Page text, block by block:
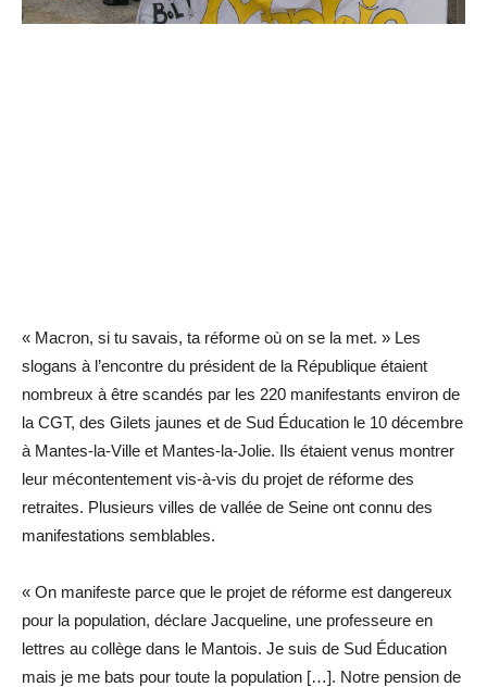
« Macron, si tu savais, ta réforme où on se la met. » Les
slogans à l’encontre du président de la République étaient
nombreux à être scandés par les 220 manifestants environ de
la CGT, des Gilets jaunes et de Sud Éducation le 10 décembre
à Mantes-la-Ville et Mantes-la-Jolie. Ils étaient venus montrer
leur mécontentement vis-à-vis du projet de réforme des
retraites. Plusieurs villes de vallée de Seine ont connu des
manifestations semblables.
« On manifeste parce que le projet de réforme est dangereux
pour la population, déclare Jacqueline, une professeure en
lettres au collège dans le Mantois. Je suis de Sud Éducation
mais je me bats pour toute la population […]. Notre pension de